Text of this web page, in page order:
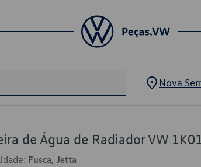
Nova
de Água de Radiador VW
Fusca, Jetta